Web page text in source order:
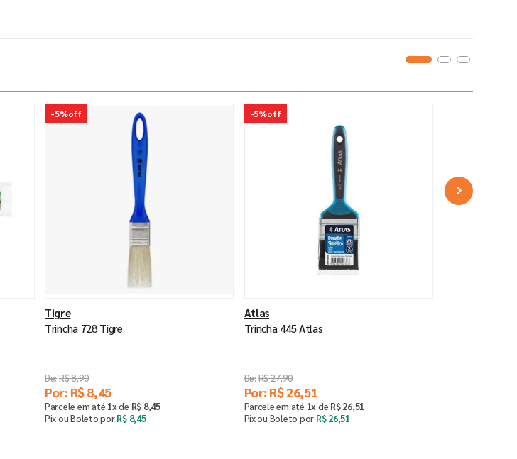
-5%off
Tigre
Trincha 728 Tigre
R$8,90
Por: R$8,45
Parcele em até 1xde R$ 8,45
Pix ou Boleto porR$ 8,45
-5%off
Atlas
Trincha 445 Atlas
R$27,90
Por: R$ 26,51
Parcele em até 1xde R$ 26,51
Pix ou Boleto por R$ 26,51